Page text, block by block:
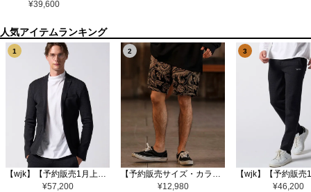
¥39,600
1
【wjk】【予約販売1月上旬～中旬入荷】function knit jacket(jacquard check) ニットジャケット(207 mw08j)
¥57,200
2
【予約販売サイズ・カラーにより納期異なる】【CAMBIO(カンビオ)】Gobelin Short Pants ショートパンツ(CAM25SS-002)
¥12,980
3
¥46,200